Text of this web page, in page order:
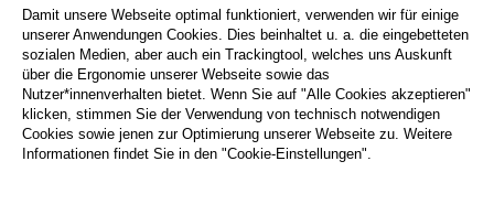
Damit unsere Webseite optimal funktioniert, verwenden wir für einige
unserer Anwendungen Cookies. Dies beinhaltet u. a. die eingebetteten
sozialen Medien, aber auch ein Trackingtool, welches uns Auskunft
über die Ergonomie unserer Webseite sowie das
Nutzer*innenverhalten bietet. Wenn Sie auf "Alle Cookies akzeptieren"
klicken, stimmen Sie der Verwendung von technisch notwendigen
Cookies sowie jenen zur Optimierung unserer Webseite zu. Weitere
Informationen findet Sie in den "Cookie-Einstellungen".